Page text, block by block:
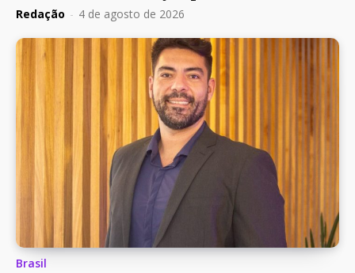
Redação - 4 de agosto de 2026
Brasil